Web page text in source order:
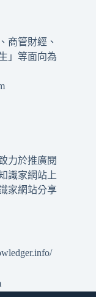
商管財經、
」等面向為
力於推廣閱
識家網站上
家網站分享